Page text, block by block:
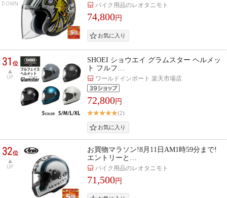
DOWN バイク用品のレオタニモト
74,800円
31位
UP
SHOEI ショウエイ グラムスター ヘルメッ
ト フルフ…
ワールドインポート 楽天市場店
72,800円
(2)
32位
UP
お買物マラソン!8月11日AM1時59分まで!
エントリーと…
バイク用品のレオタニモト
71,500円